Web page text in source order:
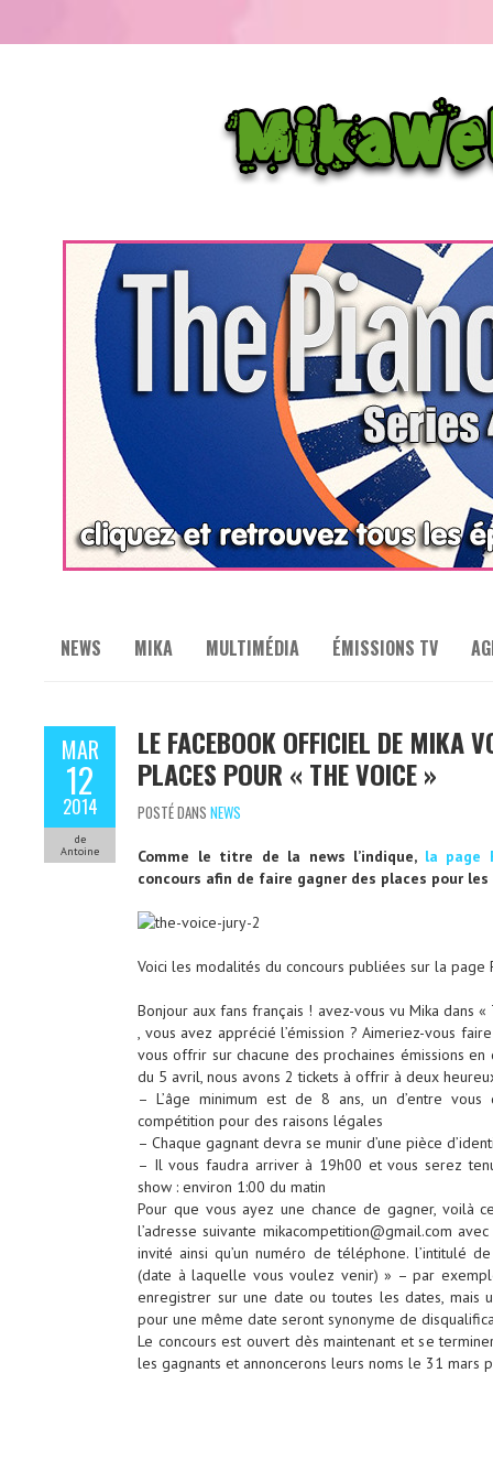
NEWS MIKA MULTIMÉDIA ÉMISSIONS TV
MAR
12
2014
de
Antoine
LE FACEBOOK OFFICIEL DE MIKA
PLACES POUR « THE VOICE »
POSTÉ DANS NEWS
Comme le titre de la news l’indique, la page
concours afin de faire gagner des places pour les
Voici les modalités du concours publiées sur la page
Bonjour aux fans français ! avez-vous vu Mika dans
, vous avez apprécié l’émission ? Aimeriez-vous
vous offrir sur chacune des prochaines émissions
du 5 avril, nous avons 2 tickets à offrir à deux
– L’âge minimum est de 8 ans, un d’entre
compétition pour des raisons légales
– Chaque gagnant devra se munir d’une pièce
– Il vous faudra arriver à 19h00 et vous serez
show : environ 1:00 du matin
Pour que vous ayez une chance de gagner, voilà
l’adresse suivante mikacompetition@gmail.com
invité ainsi qu’un numéro de téléphone. l’intitulé
(date à laquelle vous voulez venir) » – par
enregistrer sur une date ou toutes les dates, mais
pour une même date seront synonyme de
Le concours est ouvert dès maintenant et se
les gagnants et annoncerons leurs noms le 31 mars